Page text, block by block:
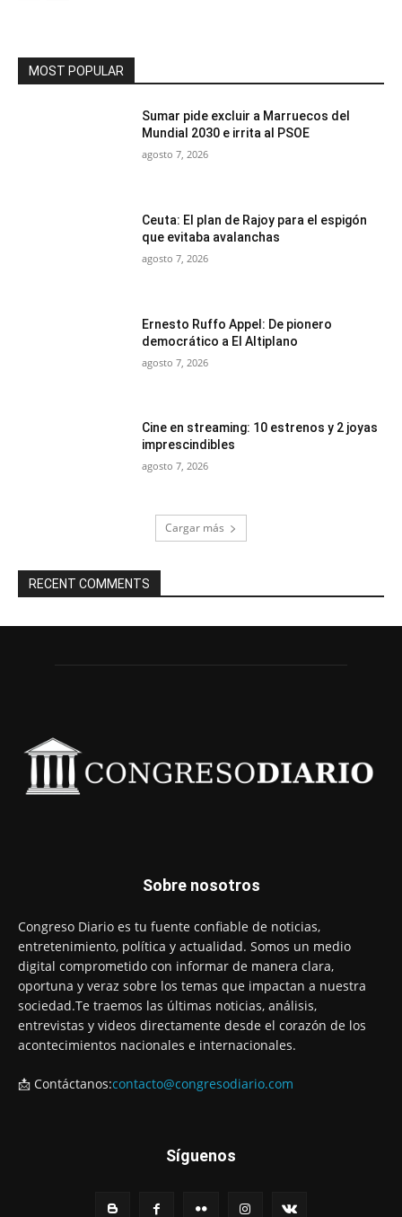
MOST POPULAR
Sumar pide excluir a Marruecos del
Mundial 2030 e irrita al PSOE
agosto 7, 2026
Ceuta: El plan de Rajoy para el espigón
que evitaba avalanchas
agosto 7, 2026
Ernesto Ruffo Appel: De pionero
democrático a El Altiplano
agosto 7, 2026
Cine en streaming: 10 estrenos y 2 joyas
imprescindibles
agosto 7, 2026
Cargar más
RECENT COMMENTS
Sobre nosotros
Congreso Diario es tu fuente confiable de noticias,
entretenimiento, política y actualidad. Somos un medio
digital comprometido con informar de manera clara,
oportuna y veraz sobre los temas que impactan a nuestra
sociedad.Te traemos las últimas noticias, análisis,
entrevistas y videos directamente desde el corazón de los
acontecimientos nacionales e internacionales.
📩 Contáctanos:contacto@congresodiario.com
Síguenos